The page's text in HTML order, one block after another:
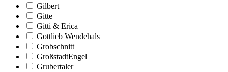
Gilbert
Gitte
Gitti & Erica
Gottlieb Wendehals
Grobschnitt
GroßstadtEngel
Grubertaler